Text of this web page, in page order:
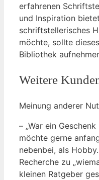
erfahrenen
und Inspiration
schriftstellerisches
möchte, sollte
Bibliothek
Weitere
Meinung anderer
– „War ein
möchte gerne
nebenbei, als
Recherche zu
kleinen Ratgeber